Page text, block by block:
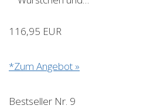
116,95 EUR
*Zum Angebot »
Bestseller Nr. 9